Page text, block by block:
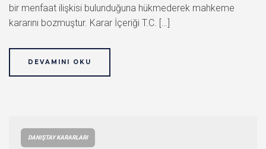
bir menfaat ilişkisi bulunduğuna hükmederek mahkeme
kararını bozmuştur. Karar İçeriği T.C. […]
DEVAMINI OKU
DANIŞTAY KARARLARI